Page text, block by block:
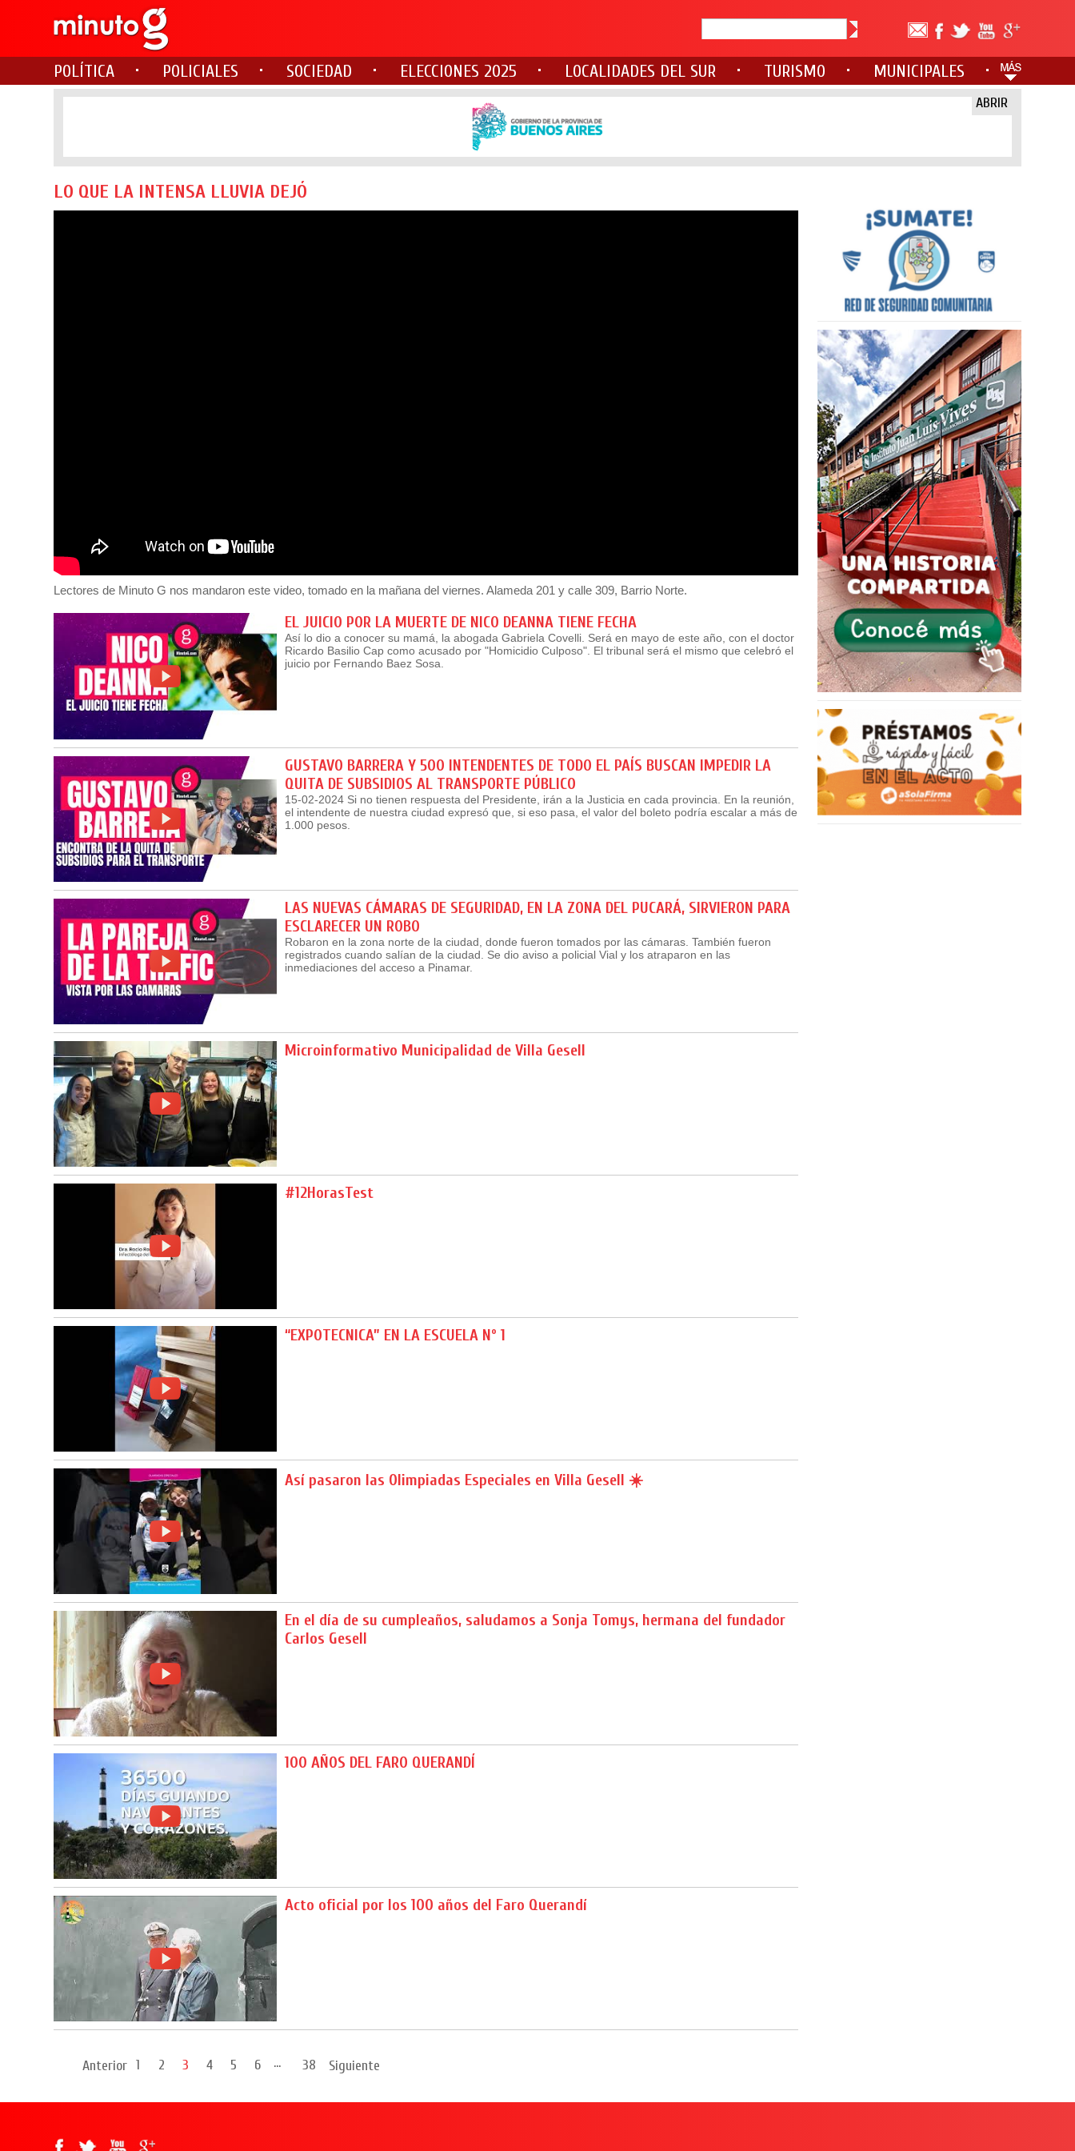
POLÍTICA POLICIALES SOCIEDAD ELECCIONES 2025 LOCALIDADES DEL SUR TURISMO MUNICIPALES
ABRIR
LO QUE LA INTENSA LLUVIA DEJÓ
Lectores de Minuto G nos mandaron este video, tomado en la mañana del viernes. Alameda 201 y calle 309, Barrio Norte.
EL JUICIO POR LA MUERTE DE NICO DEANNA TIENE FECHA
Así lo dio a conocer su mamá, la abogada Gabriela Covelli. Será en mayo de este año, con el doctor
Ricardo Basilio Cap como acusado por "Homicidio Culposo". El tribunal será el mismo que celebró el
juicio por Fernando Baez Sosa.
GUSTAVO BARRERA Y 500 INTENDENTES DE TODO EL PAÍS BUSCAN IMPEDIR LA
QUITA DE SUBSIDIOS AL TRANSPORTE PÚBLICO
15-02-2024 Si no tienen respuesta del Presidente, irán a la Justicia en cada provincia. En la reunión,
el intendente de nuestra ciudad expresó que, si eso pasa, el valor del boleto podría escalar a más de
1.000 pesos.
LAS NUEVAS CÁMARAS DE SEGURIDAD, EN LA ZONA DEL PUCARÁ, SIRVIERON PARA
ESCLARECER UN ROBO
Robaron en la zona norte de la ciudad, donde fueron tomados por las cámaras. También fueron
registrados cuando salían de la ciudad. Se dio aviso a policial Vial y los atraparon en las
inmediaciones del acceso a Pinamar.
Microinformativo Municipalidad de Villa Gesell
#12HorasTest
“EXPOTECNICA” EN LA ESCUELA Nº 1
Así pasaron las Olimpiadas Especiales en Villa Gesell ☀️
En el día de su cumpleaños, saludamos a Sonja Tomys, hermana del fundador
Carlos Gesell
100 AÑOS DEL FARO QUERANDÍ
Acto oficial por los 100 años del Faro Querandí
Anterior 1 2 3 4 5 6 ... 38 Siguiente